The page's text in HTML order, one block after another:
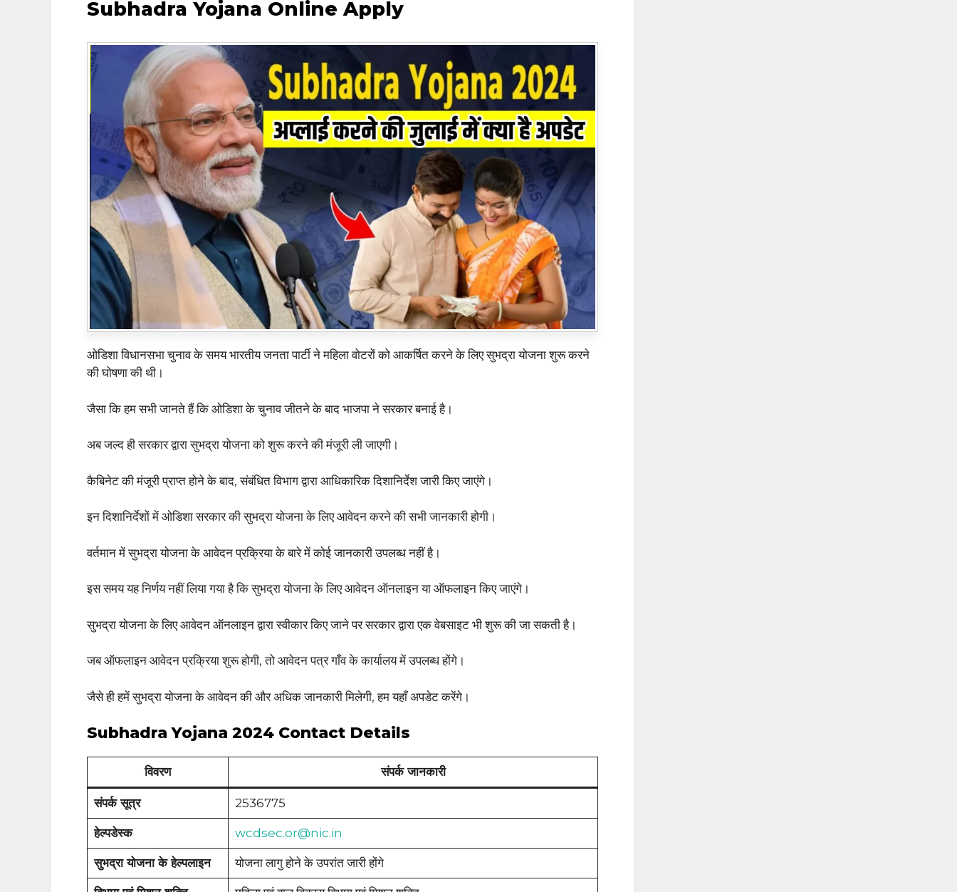
Subhadra Yojana Online Apply
ओडिशा विधानसभा चुनाव के समय भारतीय जनता पार्टी ने महिला वोटरों को आकर्षित करने के लिए सुभद्रा योजना शुरू करने
की घोषणा की थी।
जैसा कि हम सभी जानते हैं कि ओडिशा के चुनाव जीतने के बाद भाजपा ने सरकार बनाई है।
अब जल्द ही सरकार द्वारा सुभद्रा योजना को शुरू करने की मंजूरी ली जाएगी।
कैबिनेट की मंजूरी प्राप्त होने के बाद, संबंधित विभाग द्वारा आधिकारिक दिशानिर्देश जारी किए जाएंगे।
इन दिशानिर्देशों में ओडिशा सरकार की सुभद्रा योजना के लिए आवेदन करने की सभी जानकारी होगी।
वर्तमान में सुभद्रा योजना के आवेदन प्रक्रिया के बारे में कोई जानकारी उपलब्ध नहीं है।
इस समय यह निर्णय नहीं लिया गया है कि सुभद्रा योजना के लिए आवेदन ऑनलाइन या ऑफलाइन किए जाएंगे।
सुभद्रा योजना के लिए आवेदन ऑनलाइन द्वारा स्वीकार किए जाने पर सरकार द्वारा एक वेबसाइट भी शुरू की जा सकती है।
जब ऑफलाइन आवेदन प्रक्रिया शुरू होगी, तो आवेदन पत्र गाँव के कार्यालय में उपलब्ध होंगे।
जैसे ही हमें सुभद्रा योजना के आवेदन की और अधिक जानकारी मिलेगी, हम यहाँ अपडेट करेंगे।
Subhadra Yojana 2024 Contact Details
विवरण संपर्क जानकारी
संपर्क सूत्र 2536775
हेल्पडेस्क wcdsec.or@nic.in
सुभद्रा योजना के हेल्पलाइन योजना लागु होने के उपरांत जारी होंगे